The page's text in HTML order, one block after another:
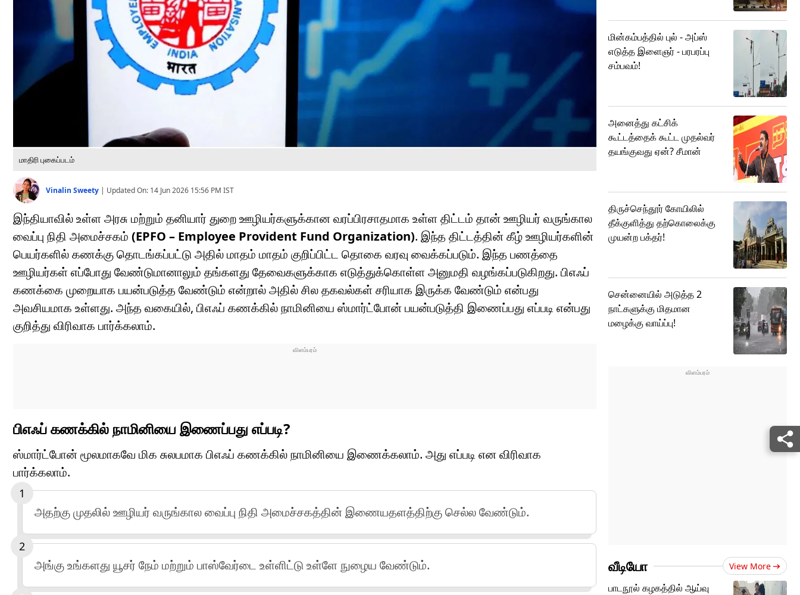
மாதிரி புகைப்படம்
Vinalin Sweety | Updated On: 14 Jun 2026 15:56 PM IST
இந்தியாவில் உள்ள அரசு மற்றும் தனியார் துறை ஊழியர்களுக்கான வரப்பிரசாதமாக உள்ள திட்டம் தான் ஊழியர் வருங்கால
வைப்பு நிதி அமைச்சகம் (EPFO – Employee Provident Fund Organization). இந்த திட்டத்தின் கீழ் ஊழியர்களின்
பெயர்களில் கணக்கு தொடங்கப்பட்டு அதில் மாதம் மாதம் குறிப்பிட்ட தொகை வரவு வைக்கப்படும். இந்த பணத்தை
ஊழியர்கள் எப்போது வேண்டுமானாலும் தங்களது தேவைகளுக்காக எடுத்துக்கொள்ள அனுமதி வழங்கப்படுகிறது. பிஎஃப்
கணக்கை முறையாக பயன்படுத்த வேண்டும் என்றால் அதில் சில தகவல்கள் சரியாக இருக்க வேண்டும் என்பது
அவசியமாக உள்ளது. அந்த வகையில், பிஎஃப் கணக்கில் நாமினியை ஸ்மார்ட்போன் பயன்படுத்தி இணைப்பது எப்படி என்பது
குறித்து விரிவாக பார்க்கலாம்.
பிஎஃப் கணக்கில் நாமினியை இணைப்பது எப்படி?
ஸ்மார்ட்போன் மூலமாகவே மிக சுலபமாக பிஎஃப் கணக்கில் நாமினியை இணைக்கலாம். அது எப்படி என விரிவாக
பார்க்கலாம்.
அதற்கு முதலில் ஊழியர் வருங்கால வைப்பு நிதி அமைச்சகத்தின் இணையதளத்திற்கு செல்ல வேண்டும்.
அங்கு உங்களது யூசர் நேம் மற்றும் பாஸ்வேர்டை உள்ளிட்டு உள்ளே நுழைய வேண்டும்.
மின்கம்பத்தில் புல் - அப்ஸ்
எடுத்த இளைஞர் - பரபரப்பு
சம்பவம்!
அனைத்து கட்சிக்
கூட்டத்தைக் கூட்ட முதல்வர்
தயங்குவது ஏன்? சீமான்
திருச்செந்தூர் கோயிலில்
தீக்குளித்து தற்கொலைக்கு
முயன்ற பக்தர்!
சென்னையில் அடுத்த 2
நாட்களுக்கு மிதமான
மழைக்கு வாய்ப்பு!
வீடியோ View More
பாடநூல் கழகத்தில் ஆய்வு